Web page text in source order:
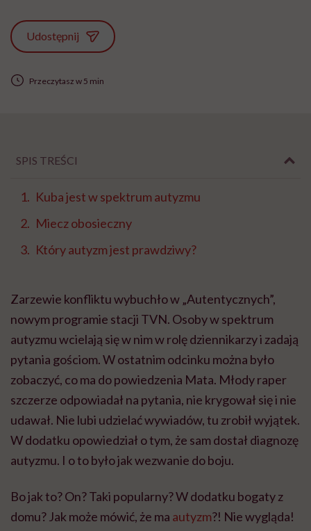
Udostępnij
Przeczytasz w 5 min
SPIS TREŚCI
Kuba jest w spektrum autyzmu
Miecz obosieczny
Który autyzm jest prawdziwy?
Zarzewie konfliktu wybuchło w „Autentycznych”,
nowym programie stacji TVN. Osoby w spektrum
autyzmu wcielają się w nim w rolę dziennikarzy i zadają
pytania gościom. W ostatnim odcinku można było
zobaczyć, co ma do powiedzenia Mata. Młody raper
szczerze odpowiadał na pytania, nie krygował się i nie
udawał. Nie lubi udzielać wywiadów, tu zrobił wyjątek.
W dodatku opowiedział o tym, że sam dostał diagnozę
autyzmu. I o to było jak wezwanie do boju.
Bo jak to? On? Taki popularny? W dodatku bogaty z
domu? Jak może mówić, że ma autyzm?! Nie wygląda!